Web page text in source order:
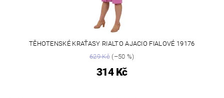
TĚHOTENSKÉ KRAŤASY RIALTO AJACIO FIALOVÉ 19176
629 Kč(–50 %)
314 Kč